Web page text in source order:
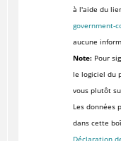
à l'aide du
government-
aucune
Note:Pour
le logiciel du
vous plutôt
Les données
dans cette